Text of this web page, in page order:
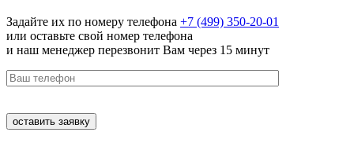
Задайте их по номеру телефона +7 (499) 350-20-01
или оставьте свой номер телефона
и наш менеджер перезвонит Вам через 15 минут